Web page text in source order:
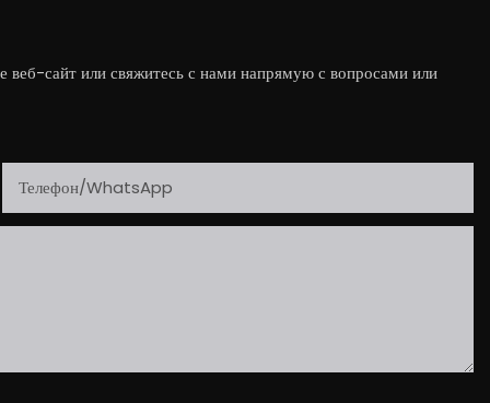
веб-сайт или свяжитесь с нами напрямую с вопросами или
Телефон/WhatsApp